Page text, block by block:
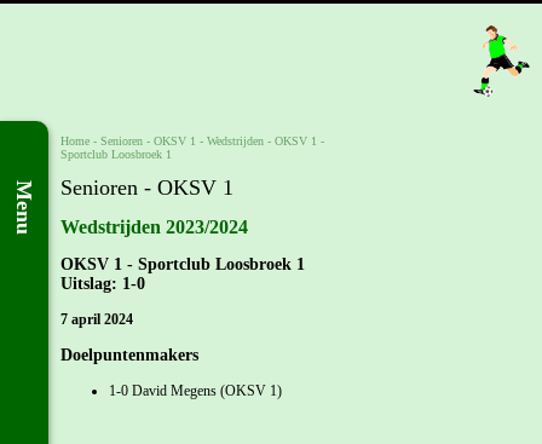
Menu
Home - Senioren - OKSV 1 - Wedstrijden - OKSV 1 -
Sportclub Loosbroek 1
Senioren - OKSV 1
Wedstrijden 2023/2024
OKSV 1 - Sportclub Loosbroek 1
Uitslag: 1-0
7 april 2024
Doelpuntenmakers
1-0 David Megens (OKSV 1)